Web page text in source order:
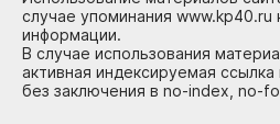
случае упоминания www.kp40.ru
информации.
В случае использования
активная индексируемая
без заключения в no-index, no-